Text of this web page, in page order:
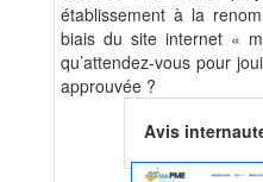
établissement à la
biais du site internet «
qu’attendez-vous pour
approuvée ?
Avis